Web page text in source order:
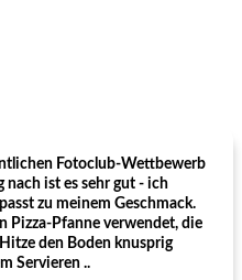
Fotoclub-Wettbewerb
ist es sehr gut - ich
zu meinem Geschmack.
Pizza-Pfanne verwendet, die
den Boden knusprig
Servieren ..